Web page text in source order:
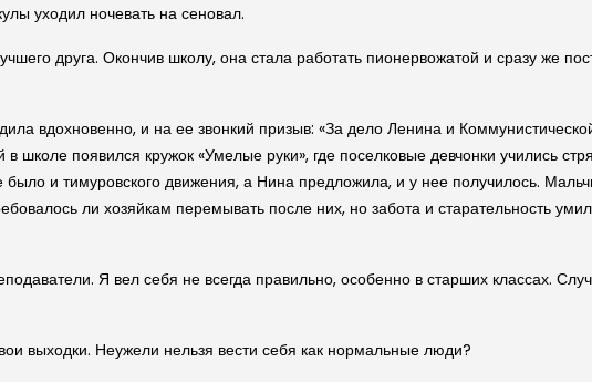
уходил ночевать на сеновал.
друга. Окончив школу, она стала работать пионервожатой и сразу же
вдохновенно, и на ее звонкий призыв: «За дело Ленина и
школе появился кружок «Умелые руки», где поселковые девчонки учились
и тимуровского движения, а Нина предложила, и у нее получилось.
ли хозяйкам перемывать после них, но забота и старательность
Я вел себя не всегда правильно, особенно в старших классах.
выходки. Неужели нельзя вести себя как нормальные люди?